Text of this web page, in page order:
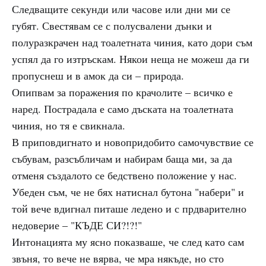
Следващите секунди или часове или дни ми се
губят. Свестявам се с полусвалени дънки и
полуразкрачен над тоалетната чиния, като дори съм
успял да го изтръскам. Някои неща не можеш да ги
пропуснеш и в амок да си – природа.
Опипвам за поражения по крачолите – всичко е
наред. Пострадала е само дъската на тоалетната
чиния, но тя е свикнала.
В приповдигнато и новопридобито самочувствие се
събувам, разсъбличам и набирам баща ми, за да
отменя създалото се бедствено положение у нас.
Убеден съм, че не бях натиснал бутона "набери" и
той вече вдигнал питаше ледено и с прдварително
недоверие – "КЪДЕ СИ?!?!"
Интонацията му ясно показваше, че след като сам
звъня, то вече не вярва, че мра някъде, но сто